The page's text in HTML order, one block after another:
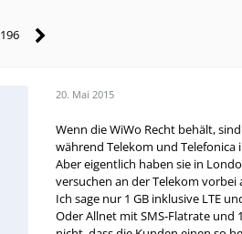
196
20. Mai 2015
Wenn die WiWo Recht behält,
während Telekom und Telefonica
Aber eigentlich haben sie in
versuchen an der Telekom
Ich sage nur 1 GB inklusive LTE
Oder Allnet mit SMS-Flatrate und